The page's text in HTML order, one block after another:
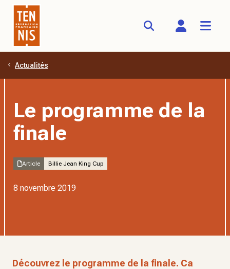
Aller au contenu principal
Actualités
Le programme de la
finale
Article Billie Jean King Cup
8 novembre 2019
Découvrez le programme de la finale. Ca